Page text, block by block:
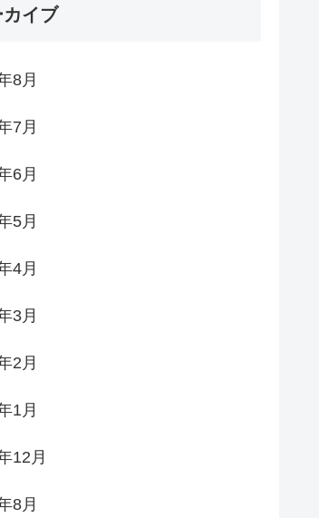
カイブ
8月
7月
6月
5月
4月
3月
2月
1月
12月
8月